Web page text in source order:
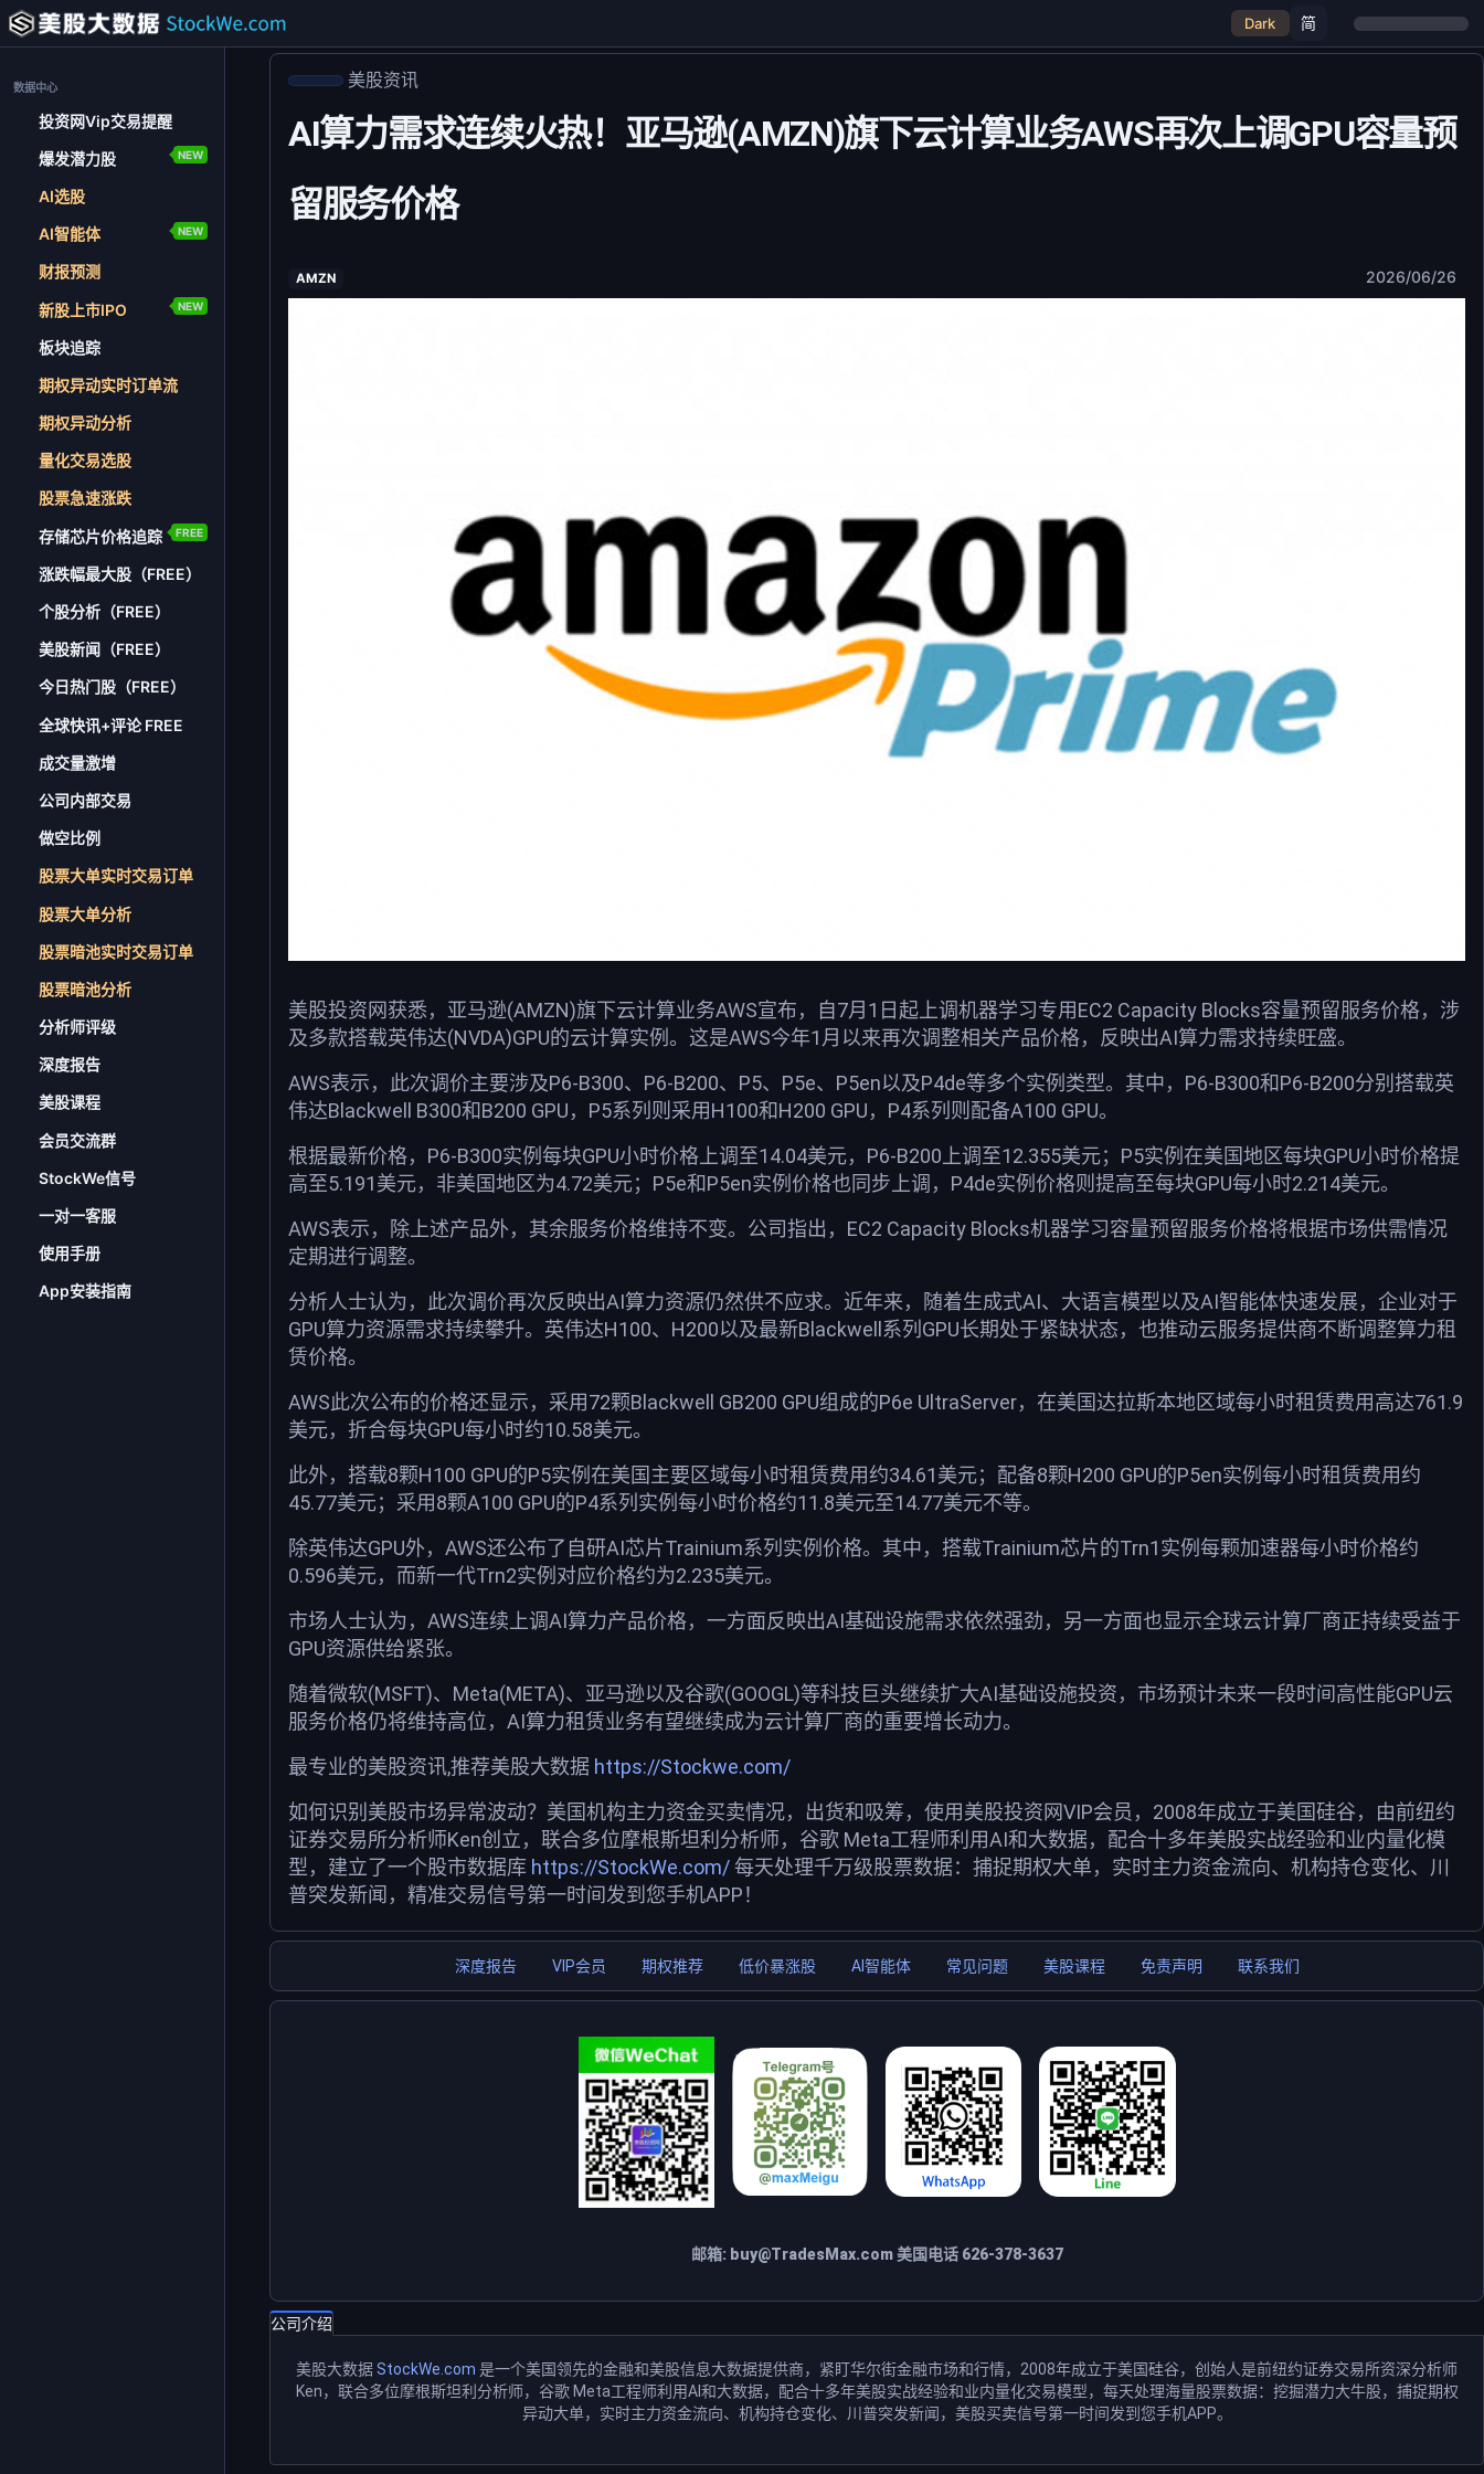
数据中心
投资网Vip交易提醒
爆发潜力股 NEW
AI选股
AI智能体 NEW
财报预测
新股上市IPO NEW
板块追踪
期权异动实时订单流
期权异动分析
量化交易选股
股票急速涨跌
存储芯片价格追踪 FREE
涨跌幅最大股（FREE）
个股分析（FREE）
美股新闻（FREE）
今日热门股（FREE）
全球快讯+评论 FREE
成交量激增
公司内部交易
做空比例
股票大单实时交易订单
股票大单分析
股票暗池实时交易订单
股票暗池分析
分析师评级
深度报告
美股课程
会员交流群
StockWe信号
一对一客服
使用手册
App安装指南
Dark 简
美股资讯
AI算力需求连续火热！亚马逊(AMZN)旗下云计算业务AWS再次上调GPU容量预
留服务价格
AMZN 2026/06/26
美股投资网获悉，亚马逊(AMZN)旗下云计算业务AWS宣布，自7月1日起上调机器学习专用EC2 Capacity Blocks容量预留服务价格，涉
及多款搭载英伟达(NVDA)GPU的云计算实例。这是AWS今年1月以来再次调整相关产品价格，反映出AI算力需求持续旺盛。
AWS表示，此次调价主要涉及P6-B300、P6-B200、P5、P5e、P5en以及P4de等多个实例类型。其中，P6-B300和P6-B200分别搭载英
伟达Blackwell B300和B200 GPU，P5系列则采用H100和H200 GPU，P4系列则配备A100 GPU。
根据最新价格，P6-B300实例每块GPU小时价格上调至14.04美元，P6-B200上调至12.355美元；P5实例在美国地区每块GPU小时价格提
高至5.191美元，非美国地区为4.72美元；P5e和P5en实例价格也同步上调，P4de实例价格则提高至每块GPU每小时2.214美元。
AWS表示，除上述产品外，其余服务价格维持不变。公司指出，EC2 Capacity Blocks机器学习容量预留服务价格将根据市场供需情况
定期进行调整。
分析人士认为，此次调价再次反映出AI算力资源仍然供不应求。近年来，随着生成式AI、大语言模型以及AI智能体快速发展，企业对于
GPU算力资源需求持续攀升。英伟达H100、H200以及最新Blackwell系列GPU长期处于紧缺状态，也推动云服务提供商不断调整算力租
赁价格。
AWS此次公布的价格还显示，采用72颗Blackwell GB200 GPU组成的P6e UltraServer，在美国达拉斯本地区域每小时租赁费用高达761.9
美元，折合每块GPU每小时约10.58美元。
此外，搭载8颗H100 GPU的P5实例在美国主要区域每小时租赁费用约34.61美元；配备8颗H200 GPU的P5en实例每小时租赁费用约
45.77美元；采用8颗A100 GPU的P4系列实例每小时价格约11.8美元至14.77美元不等。
除英伟达GPU外，AWS还公布了自研AI芯片Trainium系列实例价格。其中，搭载Trainium芯片的Trn1实例每颗加速器每小时价格约
0.596美元，而新一代Trn2实例对应价格约为2.235美元。
市场人士认为，AWS连续上调AI算力产品价格，一方面反映出AI基础设施需求依然强劲，另一方面也显示全球云计算厂商正持续受益于
GPU资源供给紧张。
随着微软(MSFT)、Meta(META)、亚马逊以及谷歌(GOOGL)等科技巨头继续扩大AI基础设施投资，市场预计未来一段时间高性能GPU云
服务价格仍将维持高位，AI算力租赁业务有望继续成为云计算厂商的重要增长动力。
最专业的美股资讯,推荐美股大数据 https://Stockwe.com/
如何识别美股市场异常波动？美国机构主力资金买卖情况，出货和吸筹，使用美股投资网VIP会员，2008年成立于美国硅谷，由前纽约
证券交易所分析师Ken创立，联合多位摩根斯坦利分析师，谷歌 Meta工程师利用AI和大数据，配合十多年美股实战经验和业内量化模
型，建立了一个股市数据库 https://StockWe.com/每天处理千万级股票数据：捕捉期权大单，实时主力资金流向、机构持仓变化、川
普突发新闻，精准交易信号第一时间发到您手机APP！
深度报告 VIP会员 期权推荐 低价暴涨股 AI智能体 常见问题 美股课程 免责声明 联系我们
邮箱: buy@TradesMax.com美国电话 626-378-3637
公司介绍
美股大数据StockWe.com 是一个美国领先的金融和美股信息大数据提供商，紧盯华尔街金融市场和行情，2008年成立于美国硅谷，创始人是前纽约证券交易所资深分析师
Ken，联合多位摩根斯坦利分析师，谷歌 Meta工程师利用AI和大数据，配合十多年美股实战经验和业内量化交易模型，每天处理海量股票数据：挖掘潜力大牛股，捕捉期权
异动大单，实时主力资金流向、机构持仓变化、川普突发新闻，美股买卖信号第一时间发到您手机APP。